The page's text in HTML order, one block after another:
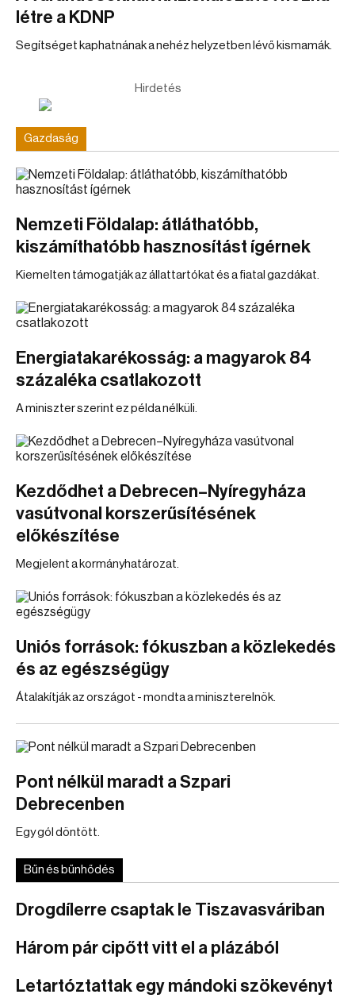
létre a KDNP
Segítséget kaphatnának a nehéz helyzetben lévő kismamák.
Hirdetés
Gazdaság
Nemzeti Földalap: átláthatóbb,
kiszámíthatóbb hasznosítást ígérnek
Kiemelten támogatják az állattartókat és a fiatal gazdákat.
Energiatakarékosság: a magyarok 84
százaléka csatlakozott
A miniszter szerint ez példa nélküli.
Kezdődhet a Debrecen–Nyíregyháza
vasútvonal korszerűsítésének
előkészítése
Megjelent a kormányhatározat.
Uniós források: fókuszban a közlekedés
és az egészségügy
Átalakítják az országot - mondta a miniszterelnök.
Pont nélkül maradt a Szpari
Debrecenben
Egy gól döntött.
Bűn és bűnhődés
Drogdílerre csaptak le Tiszavasváriban
Három pár cipőtt vitt el a plázából
Letartóztattak egy mándoki szökevényt